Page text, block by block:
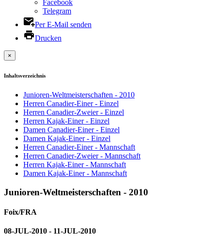
Facebook
Telegram
Per E-Mail senden
Drucken
×
Inhaltsverzeichnis
Junioren-Weltmeisterschaften - 2010
Herren Canadier-Einer - Einzel
Herren Canadier-Zweier - Einzel
Herren Kajak-Einer - Einzel
Damen Canadier-Einer - Einzel
Damen Kajak-Einer - Einzel
Herren Canadier-Einer - Mannschaft
Herren Canadier-Zweier - Mannschaft
Herren Kajak-Einer - Mannschaft
Damen Kajak-Einer - Mannschaft
Junioren-Weltmeisterschaften - 2010
Foix/FRA
08-JUL-2010 - 11-JUL-2010